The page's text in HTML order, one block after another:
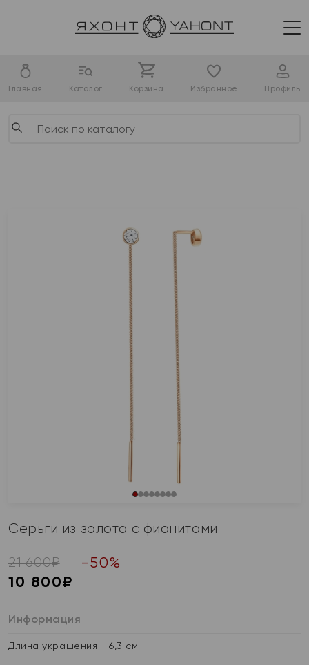
Главная Каталог Корзина Избранное Профиль
Серьги из золота с фианитами
21 600₽ -50%
10 800₽
Информация
Длина украшения - 6,3 см